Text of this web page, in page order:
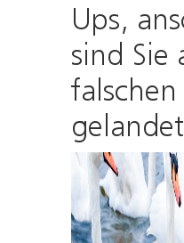
Ups,
sind Sie
gelandet